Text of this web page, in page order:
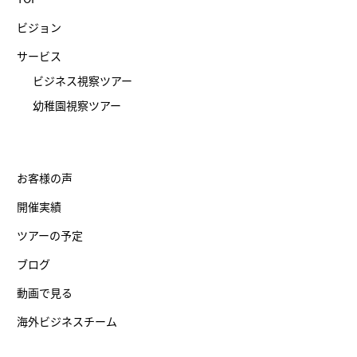
ビジョン
サービス
ビジネス視察ツアー
幼稚園視察ツアー
お客様の声
開催実績
ツアーの予定
ブログ
動画で見る
海外ビジネスチーム